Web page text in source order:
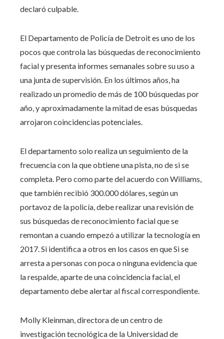
declaró culpable.
El Departamento de Policía de Detroit es uno de los
pocos que controla las búsquedas de reconocimiento
facial y presenta informes semanales sobre su uso a
una junta de supervisión. En los últimos años, ha
realizado un promedio de más de 100 búsquedas por
año, y aproximadamente la mitad de esas búsquedas
arrojaron coincidencias potenciales.
El departamento solo realiza un seguimiento de la
frecuencia con la que obtiene una pista, no de si se
completa. Pero como parte del acuerdo con Williams,
que también recibió 300.000 dólares, según un
portavoz de la policía, debe realizar una revisión de
sus búsquedas de reconocimiento facial que se
remontan a cuando empezó a utilizar la tecnología en
2017. Si identifica a otros en los casos en que Si se
arresta a personas con poca o ninguna evidencia que
la respalde, aparte de una coincidencia facial, el
departamento debe alertar al fiscal correspondiente.
Molly Kleinman, directora de un centro de
investigación tecnológica de la Universidad de